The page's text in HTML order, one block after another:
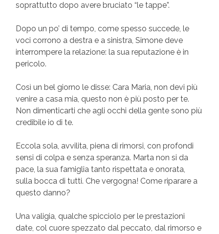
soprattutto dopo avere bruciato “le tappe”.
Dopo un po’ di tempo, come spesso succede, le
voci corrono a destra e a sinistra, Simone deve
interrompere la relazione: la sua reputazione è in
pericolo.
Così un bel giorno le disse: Cara Maria, non devi più
venire a casa mia, questo non è più posto per te.
Non dimenticarti che agli occhi della gente sono più
credibile io di te.
Eccola sola, avvilita, piena di rimorsi, con profondi
sensi di colpa e senza speranza. Marta non si da
pace, la sua famiglia tanto rispettata e onorata,
sulla bocca di tutti. Che vergogna! Come riparare a
questo danno?
Una valigia, qualche spicciolo per le prestazioni
date, col cuore spezzato dal peccato, dal rimorso e